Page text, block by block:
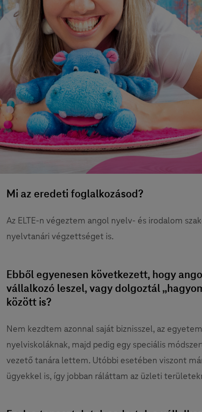
Mi az eredeti foglalkozásod?
Az ELTE-n végeztem angol nyelv- és irodalom
nyelvtanári végzettséget is.
Ebből egyenesen következett, hogy
vállalkozó leszel, vagy dolgoztál
között is?
Nem kezdtem azonnal saját biznisszel, az
nyelviskoláknak, majd pedig egy speciális
vezető tanára lettem. Utóbbi esetében viszont
ügyekkel is, így jobban ráláttam az üzleti